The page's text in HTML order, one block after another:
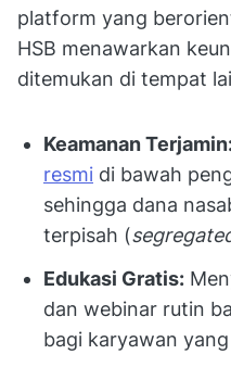
platform yang
HSB menawarkan
ditemukan di tempat
Keamanan
resmi di bawah
sehingga dana
terpisah (
Edukasi Gratis:
dan webinar rutin
bagi karyawan